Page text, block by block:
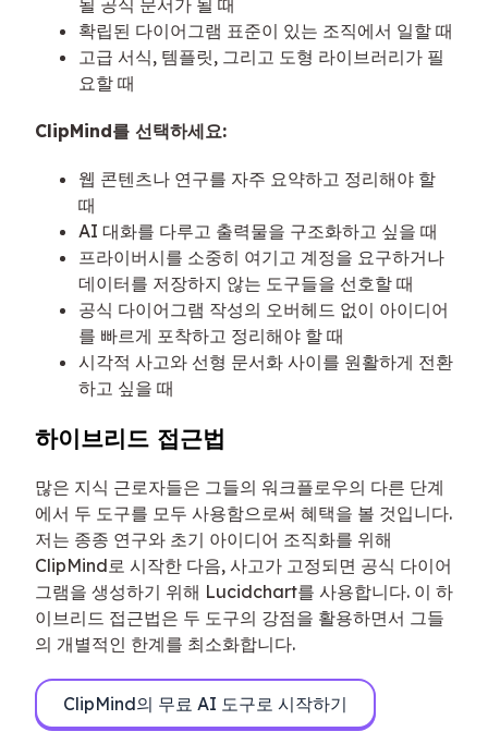
될 공식 문서가 될 때
확립된 다이어그램 표준이 있는 조직에서 일할 때
고급 서식, 템플릿, 그리고 도형 라이브러리가 필
요할 때
ClipMind를 선택하세요:
웹 콘텐츠나 연구를 자주 요약하고 정리해야 할
때
AI 대화를 다루고 출력물을 구조화하고 싶을 때
프라이버시를 소중히 여기고 계정을 요구하거나
데이터를 저장하지 않는 도구들을 선호할 때
공식 다이어그램 작성의 오버헤드 없이 아이디어
를 빠르게 포착하고 정리해야 할 때
시각적 사고와 선형 문서화 사이를 원활하게 전환
하고 싶을 때
하이브리드 접근법
많은 지식 근로자들은 그들의 워크플로우의 다른 단계
에서 두 도구를 모두 사용함으로써 혜택을 볼 것입니다.
저는 종종 연구와 초기 아이디어 조직화를 위해
ClipMind로 시작한 다음, 사고가 고정되면 공식 다이어
그램을 생성하기 위해 Lucidchart를 사용합니다. 이 하
이브리드 접근법은 두 도구의 강점을 활용하면서 그들
의 개별적인 한계를 최소화합니다.
ClipMind의 무료 AI 도구로 시작하기